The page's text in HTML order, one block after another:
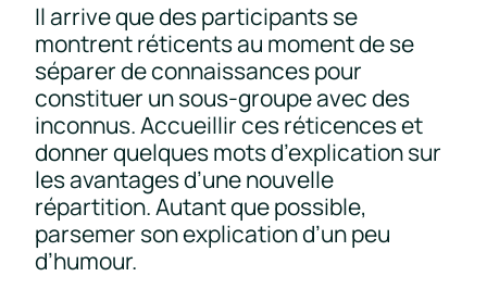
Il arrive que des participants se
montrent réticents au moment de se
séparer de connaissances pour
constituer un sous-groupe avec des
inconnus. Accueillir ces réticences et
donner quelques mots d’explication sur
les avantages d’une nouvelle
répartition. Autant que possible,
parsemer son explication d’un peu
d’humour.